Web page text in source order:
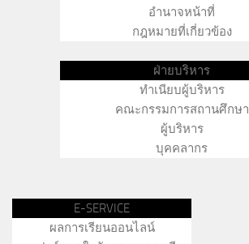
อำนาจหน้าที่
กฎหมายที่เกี่ยวข้อง
ฝ่ายบริหาร
ทำเนียบผู้บริหาร
คณะกรรมการสถานศึกษา
ผู้บริหาร
บุคคลากร
E-SERVICE
ผลการเรียนออนไลน์